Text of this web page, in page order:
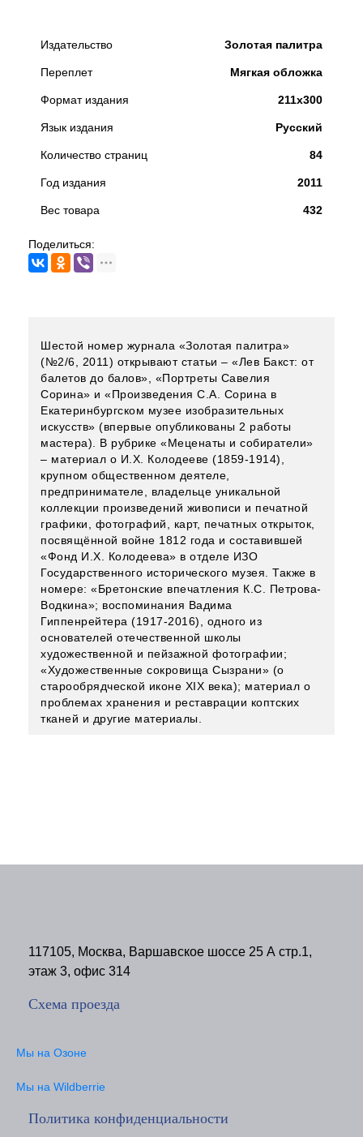
Издательство Золотая палитра
Переплет Мягкая обложка
Формат издания 211х300
Язык издания Русский
Количество страниц 84
Год издания 2011
Вес товара 432
Поделиться:
Шестой номер журнала «Золотая палитра»
(№2/6, 2011) открывают статьи – «Лев Бакст: от
балетов до балов», «Портреты Савелия
Сорина» и «Произведения С.А. Сорина в
Екатеринбургском музее изобразительных
искусств» (впервые опубликованы 2 работы
мастера). В рубрике «Меценаты и собиратели»
– материал о И.Х. Колодееве (1859-1914),
крупном общественном деятеле,
предпринимателе, владельце уникальной
коллекции произведений живописи и печатной
графики, фотографий, карт, печатных открыток,
посвящённой войне 1812 года и составившей
«Фонд И.Х. Колодеева» в отделе ИЗО
Государственного исторического музея. Также в
номере: «Бретонские впечатления К.С. Петрова-
Водкина»; воспоминания Вадима
Гиппенрейтера (1917-2016), одного из
основателей отечественной школы
художественной и пейзажной фотографии;
«Художественные сокровища Сызрани» (о
старообрядческой иконе XIX века); материал о
проблемах хранения и реставрации коптских
тканей и другие материалы.
117105, Москва, Варшавское шоссе 25 А стр.1,
этаж 3, офис 314
Схема проезда
Мы на Озоне
Мы на Wildberrie
Политика конфиденциальности